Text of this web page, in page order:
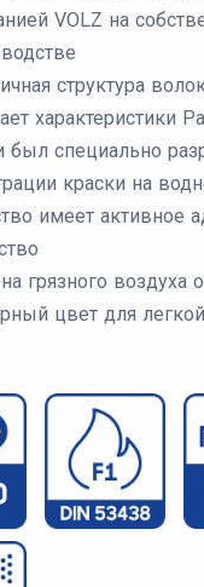
VOLZ на
структура
характеристики
был специально
краски на
имеет активное
грязного воздуха
цвет для